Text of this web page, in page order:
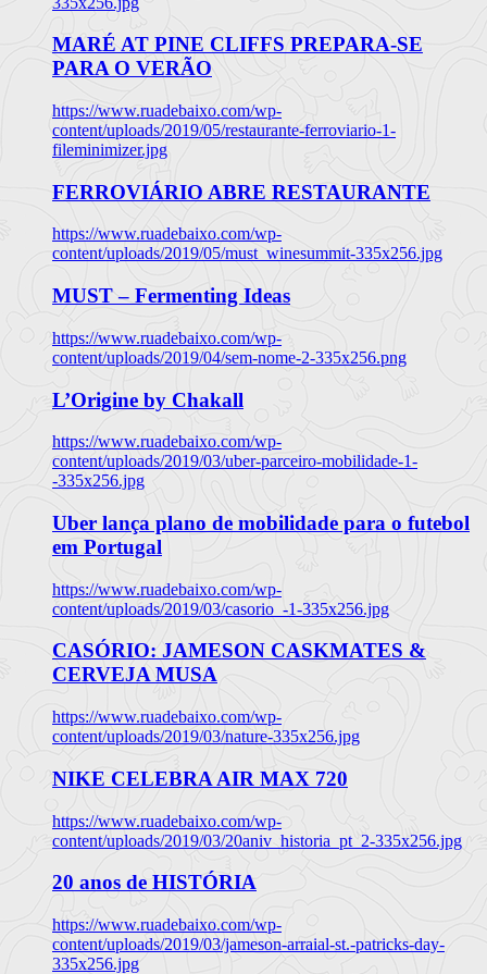
MARÉ AT PINE CLIFFS PREPARA-SE
PARA O VERÃO
https://www.ruadebaixo.com/wp-
content/uploads/2019/05/restaurante-ferroviario-1-
fileminimizer.jpg
FERROVIÁRIO ABRE RESTAURANTE
https://www.ruadebaixo.com/wp-
content/uploads/2019/05/must_winesummit-335x256.jpg
MUST – Fermenting Ideas
https://www.ruadebaixo.com/wp-
content/uploads/2019/04/sem-nome-2-335x256.png
L’Origine by Chakall
https://www.ruadebaixo.com/wp-
content/uploads/2019/03/uber-parceiro-mobilidade-1-
-335x256.jpg
Uber lança plano de mobilidade para o futebol
em Portugal
https://www.ruadebaixo.com/wp-
content/uploads/2019/03/casorio_-1-335x256.jpg
CASÓRIO: JAMESON CASKMATES &
CERVEJA MUSA
https://www.ruadebaixo.com/wp-
content/uploads/2019/03/nature-335x256.jpg
NIKE CELEBRA AIR MAX 720
https://www.ruadebaixo.com/wp-
content/uploads/2019/03/20aniv_historia_pt_2-335x256.jpg
20 anos de HISTÓRIA
https://www.ruadebaixo.com/wp-
content/uploads/2019/03/jameson-arraial-st.-patricks-day-
335x256.jpg